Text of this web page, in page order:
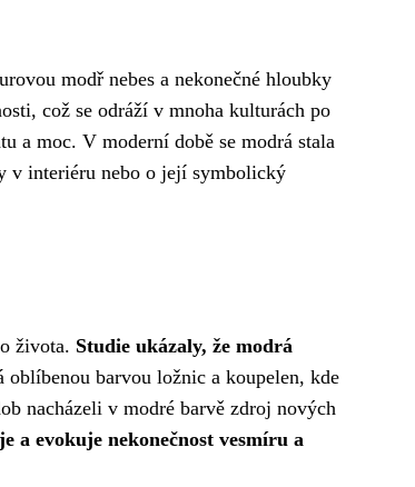
modř nebes a nekonečné hloubky
což se odráží v mnoha kulturách po
a moc. V moderní době se modrá stala
v interiéru nebo o její symbolický
života. Studie ukázaly, že modrá
oblíbenou barvou ložnic a koupelen, kde
nacházeli v modré barvě zdroj nových
a evokuje nekonečnost vesmíru a